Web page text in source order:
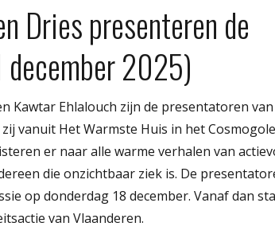
Dries presenteren de
december 2025)
Kawtar Ehlalouch​ zijn de presentatoren
vanuit Het Warmste Huis in het
er naar alle warme verhalen van
die onzichtbaar ziek is. De
op donderdag 18 december. Vanaf dan
van Vlaanderen.